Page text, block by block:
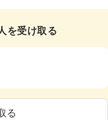
を受け取る
る